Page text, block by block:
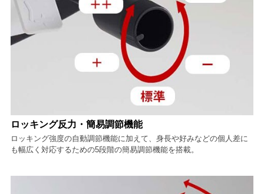
ロッキング反力・簡易調節機能
ロッキング強度の自動調節機能に加えて、身長や好みなどの個人差に
も幅広く対応するための5段階の簡易調節機能を搭載。